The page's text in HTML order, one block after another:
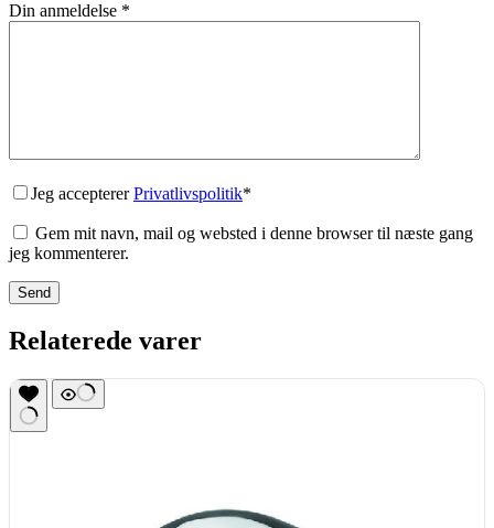
Din anmeldelse *
Jeg acceptererPrivatlivspolitik*
Gem mit navn, mail og websted i denne browser til næste gang
jeg kommenterer.
Send
Relaterede varer